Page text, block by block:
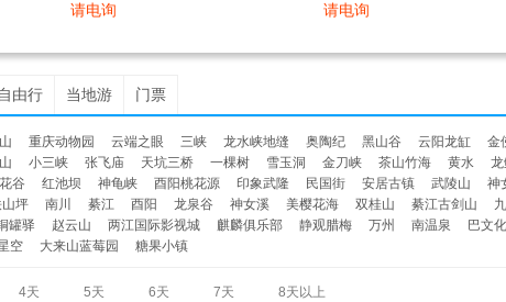
请电询 请电询
自由行 当地游 门票
重庆动物园 云端之眼 三峡 龙水峡地缝 奥陶纪 黑山谷 云阳龙缸 金
小三峡 张飞庙 天坑三桥 一棵树 雪玉洞 金刀峡 茶山竹海 黄水
谷 红池坝 神龟峡 酉阳桃花源 印象武隆 民国街 安居古镇 武陵山 神
坪 南川 綦江 酉阳 龙泉谷 神女溪 美樱花海 双桂山 綦江古剑山
罐驿 赵云山 两江国际影视城 麒麟俱乐部 静观腊梅 万州 南温泉 巴文
空 大来山蓝莓园 糖果小镇
4天 5天 6天 7天 8天以上